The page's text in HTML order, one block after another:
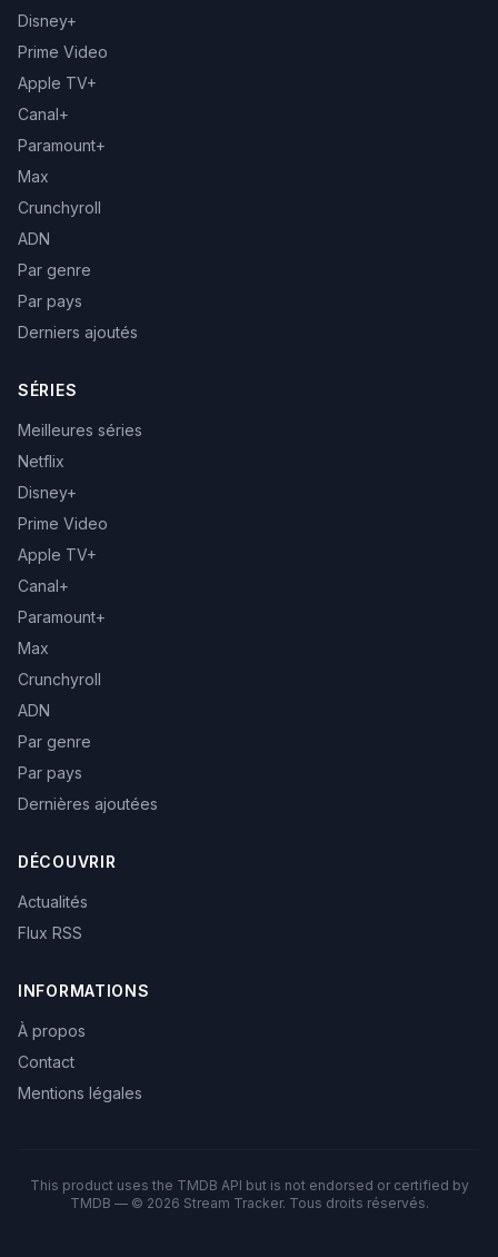
Disney+
Prime Video
Apple TV+
Canal+
Paramount+
Max
Crunchyroll
ADN
Par genre
Par pays
Derniers ajoutés
SÉRIES
Meilleures séries
Netflix
Disney+
Prime Video
Apple TV+
Canal+
Paramount+
Max
Crunchyroll
ADN
Par genre
Par pays
Dernières ajoutées
DÉCOUVRIR
Actualités
Flux RSS
INFORMATIONS
À propos
Contact
Mentions légales
This product uses the TMDB API but is not endorsed or certified by
TMDB — © 2026 Stream Tracker. Tous droits réservés.